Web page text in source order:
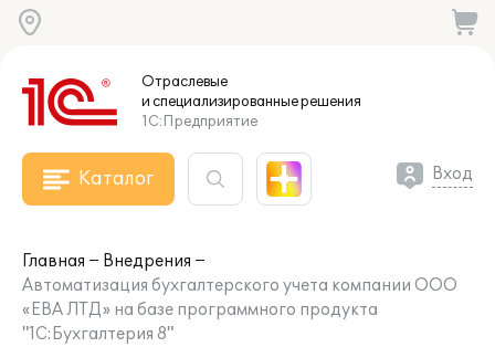
Отраслевые
и специализированныерешения
1С:Предприятие
Каталог Вход
Главная
Внедрения
Автоматизация бухгалтерского учета компании ООО
«ЕВА ЛТД» на базе программного продукта
"1С:Бухгалтерия 8"